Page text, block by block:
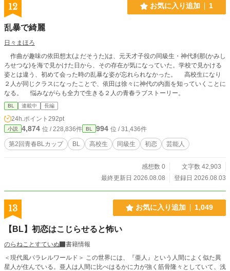
12 お気に入り追加 1
乱暴で綺麗
日々まほろ
作曲が趣味の依田想太(よだそうた)は、元天才子役の同級生・神代刹那(かみし
ろせつな)を海で見かけた日から、その存在が気になっていた。学校で見かける
姿とは違う、初めて会った時の乱暴な姿が忘れられなかった。 高校生になり
２人が同じクラスになったことで、依田は徐々に神代の内面を知っていくことに
なる。 悩みながらも全力で生きる２人の青春ラブストーリー。
BL 連載中 長編
24h.ポイント 292pt
小説 4,874 位 / 228,836件 BL 994 位 / 31,436件
第2回青春BLカップ BL 高校生 同級生 初恋 芸能人
感想数 0
文字数 42,903
最終更新日 2026.08.08
登録日 2026.08.03
13 お気に入り追加 1,049
【BL】初恋はこじらせると怖い
のらねことすていぬ
書籍情報
＜現代風パラレルワールド＞ この世界には、『亜人』という人間によく似た異
星人が住んでいる。亜人は人間に比べはるかに力が強く筋骨隆々としていて、浅